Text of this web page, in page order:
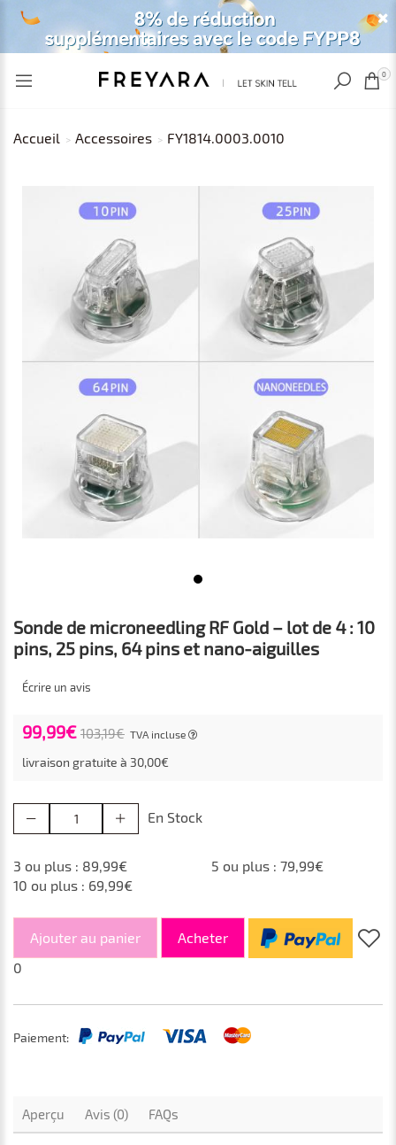
EUR 0
Accueil Accessoires FY1814.0003.0010
Sonde de microneedling RF Gold – lot de 4 : 10
pins, 25 pins, 64 pins et nano-aiguilles
Écrire un avis
99,99€ 103,19€ TVA incluse
livraison gratuite à 30,00€
En Stock
3 ou plus : 89,99€
5 ou plus : 79,99€
10 ou plus : 69,99€
Ajouter au panier
Acheter
0
Paiement:
Aperçu Avis (0) FAQs